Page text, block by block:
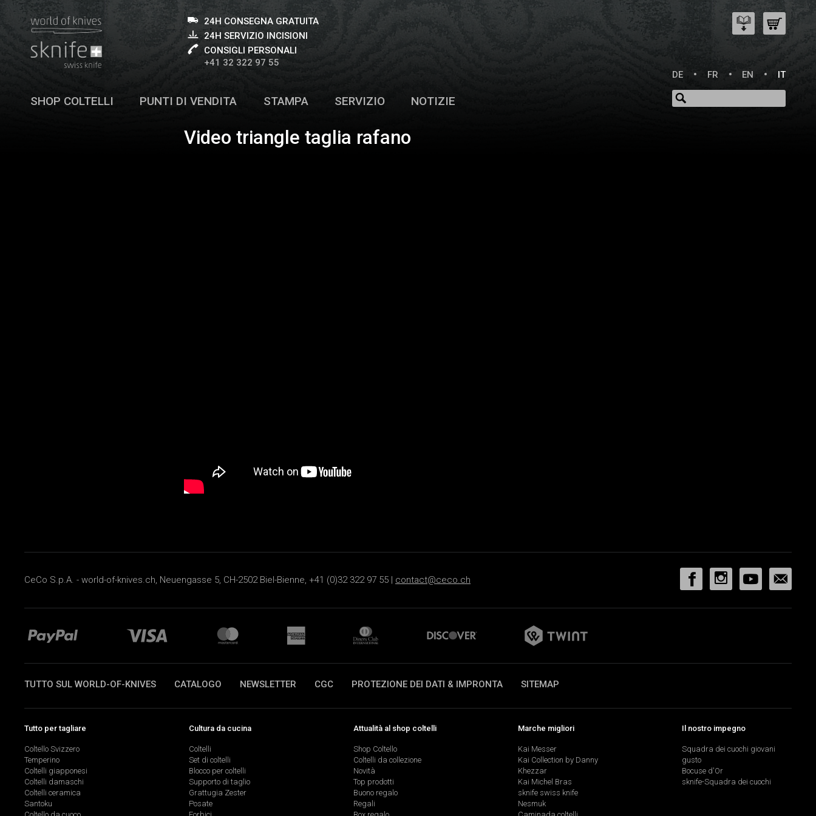
24H CONSEGNA GRATUITA
24H SERVIZIO INCISIONI
CONSIGLI PERSONALI
+41 32 322 97 55
DE
FR EN IT
SHOP COLTELLI PUNTI DI VENDITA STAMPA SERVIZIO NOTIZIE
Video triangle taglia rafano
CeCo S.p.A. - world-of-knives.ch, Neuengasse 5, CH-2502 Biel-Bienne, +41 (0)32 322 97 55 | contact@ceco.ch
TUTTO SUL WORLD-OF-KNIVES CATALOGO NEWSLETTER CGC PROTEZIONE DEI DATI & IMPRONTA SITEMAP
Tutto per tagliare
Coltello Svizzero
Temperino
Coltelli giapponesi
Coltelli damaschi
Coltelli ceramica
Santoku
Cultura da cucina
Coltelli
Set di coltelli
Blocco per coltelli
Supporto di taglio
Grattugia Zester
Posate
Attualità al shop coltelli
Shop Coltello
Coltelli da collezione
Novità
Top prodotti
Buono regalo
Regali
Marche migliori
Kai Messer
Kai Collection by Danny
Khezzar
Kai Michel Bras
sknife swiss knife
Nesmuk
Il nostro impegno
Squadra dei cuochi giovani
gusto
Bocuse d'Or
sknife-Squadra dei cuochi